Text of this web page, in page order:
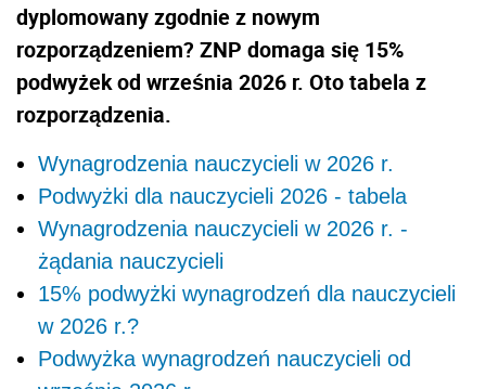
dyplomowany zgodnie z nowym
rozporządzeniem? ZNP domaga się 15%
podwyżek od września 2026 r. Oto tabela z
rozporządzenia.
Wynagrodzenia nauczycieli w 2026 r.
Podwyżki dla nauczycieli 2026 - tabela
Wynagrodzenia nauczycieli w 2026 r. -
żądania nauczycieli
15% podwyżki wynagrodzeń dla nauczycieli
w 2026 r.?
Podwyżka wynagrodzeń nauczycieli od